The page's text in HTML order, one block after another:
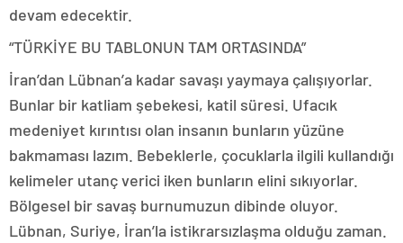
devam edecektir.
“TÜRKİYE BU TABLONUN TAM ORTASINDA”
İran’dan Lübnan’a kadar savaşı yaymaya çalışıyorlar.
Bunlar bir katliam şebekesi, katil süresi. Ufacık
medeniyet kırıntısı olan insanın bunların yüzüne
bakmaması lazım. Bebeklerle, çocuklarla ilgili kullandığı
kelimeler utanç verici iken bunların elini sıkıyorlar.
Bölgesel bir savaş burnumuzun dibinde oluyor.
Lübnan, Suriye, İran’la istikrarsızlaşma olduğu zaman.